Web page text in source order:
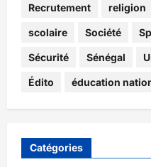
Recrutement religion
scolaire Société
Sécurité Sénégal
Édito éducation
Catégories